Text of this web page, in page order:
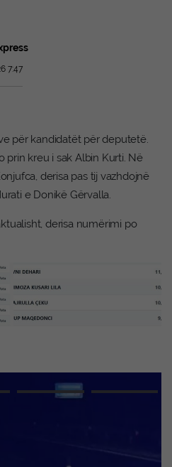
7:47
për kandidatët për deputetë.
prin kreu i sak Albin Kurti. Në
derisa pas tij vazhdojnë
e Donikë Gërvalla.
derisa numërimi po